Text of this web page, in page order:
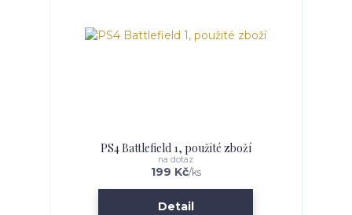
PS4 Battlefield 1, použité zboží
199 Kč/ks
na dotaz
Detail